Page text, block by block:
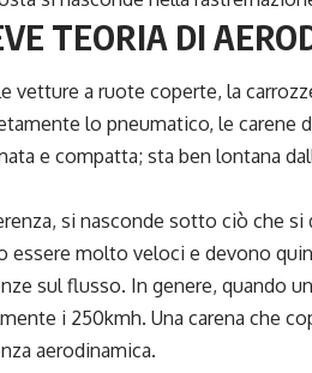
TEORIA DI
vetture a ruote coperte, la
lo pneumatico, le carene
e compatta; sta ben lontana
si nasconde sotto ciò che
essere molto veloci e devono
sul flusso. In genere, quando
i 250kmh. Una carena che
aerodinamica.